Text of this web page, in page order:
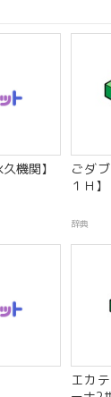
機関】
ごダ
１Ｈ】
辞典
エカ